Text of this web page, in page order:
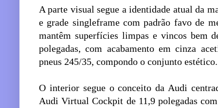
A parte visual segue a identidade atual da
e grade singleframe com padrão favo de
mantêm superfícies limpas e vincos bem
polegadas, com acabamento em cinza
pneus 245/35, compondo o conjunto estético.
O interior segue o conceito da Audi
Audi Virtual Cockpit de 11,9 polegadas